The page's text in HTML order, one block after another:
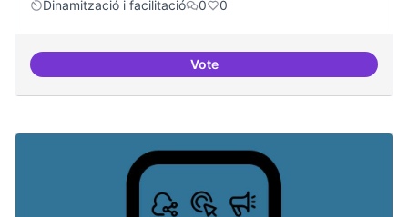
Dinamització i facilitació 0 0
VoteHabitar la plaça